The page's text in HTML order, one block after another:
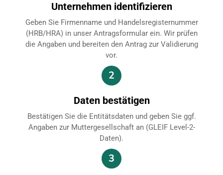
Unternehmen identifizieren
Geben Sie Firmenname und Handelsregisternummer
(HRB/HRA) in unser Antragsformular ein. Wir prüfen
die Angaben und bereiten den Antrag zur Validierung
vor.
2
Daten bestätigen
Bestätigen Sie die Entitätsdaten und geben Sie ggf.
Angaben zur Muttergesellschaft an (GLEIF Level-2-
Daten).
3